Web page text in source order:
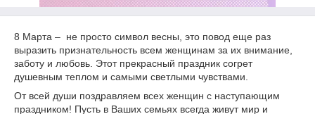
8 Марта – не просто символ весны, это повод еще раз
выразить признательность всем женщинам за их внимание,
заботу и любовь. Этот прекрасный праздник согрет
душевным теплом и самыми светлыми чувствами.
От всей души поздравляем всех женщин с наступающим
праздником! Пусть в Ваших семьях всегда живут мир и